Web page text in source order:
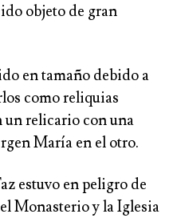
objeto de gran
en tamaño debido a
como reliquias
un relicario con una
María en el otro.
estuvo en peligro de
Monasterio y la Iglesia